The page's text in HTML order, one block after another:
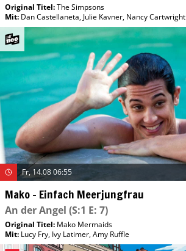
Original Titel:The Simpsons
Mit: Dan Castellaneta, Julie Kavner, Nancy Cartwright
Fr, 14.08 06:55
Mako – Einfach Meerjungfrau
An der Angel (S:1 E: 7)
Original Titel: Mako Mermaids
Mit: Lucy Fry, Ivy Latimer,Amy Ruffle